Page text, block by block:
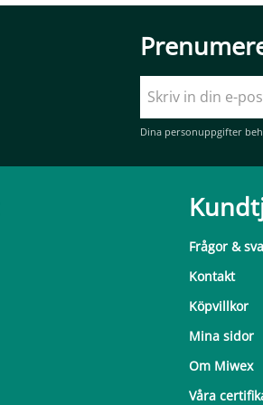
Dina personuppgifter
Frågor &
Kontakt
Köpvillkor
Mina sidor
Om Miwex
Våra